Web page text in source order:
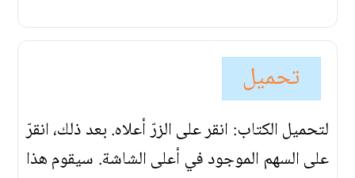
تحميل
لتحميل الكتاب: انقر على الزرّ أعلاه. بعد ذلك، انقرّ
على السهم الموجود في أعلى الشاشة. سيقوم هذا